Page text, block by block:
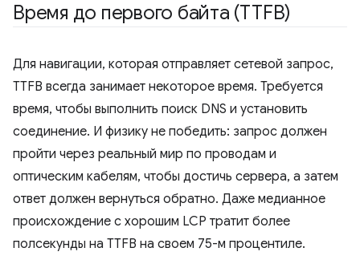
Время до первого байта (TTFB)
Для навигации, которая отправляет сетевой запрос,
TTFB всегда занимает некоторое время. Требуется
время, чтобы выполнить поиск DNS и установить
соединение. И физику не победить: запрос должен
пройти через реальный мир по проводам и
оптическим кабелям, чтобы достичь сервера, а затем
ответ должен вернуться обратно. Даже медианное
происхождение с хорошим LCP тратит более
полсекунды на TTFB на своем 75-м процентиле.